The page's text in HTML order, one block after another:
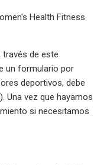
Health Fitness
de este
un formulario por
deportivos, debe
Una vez que hayamos
si necesitamos